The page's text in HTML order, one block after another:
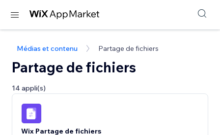
Médias et contenu Partage de fichiers
Partage de fichiers
14 appli(s)
Wix Partage de fichiers